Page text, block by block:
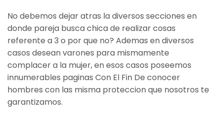
No debemos dejar atras la diversos secciones en
donde pareja busca chica de realizar cosas
referente a 3 o por que no? Ademas en diversos
casos desean varones para mismamente
complacer a la mujer, en esos casos poseemos
innumerables paginas Con El Fin De conocer
hombres con las misma proteccion que nosotros te
garantizamos.